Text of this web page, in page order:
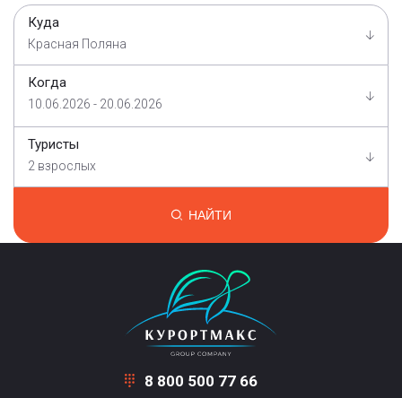
Куда
Красная Поляна
Когда
10.06.2026 - 20.06.2026
Туристы
2 взрослых
НАЙТИ
8 800 500 77 66